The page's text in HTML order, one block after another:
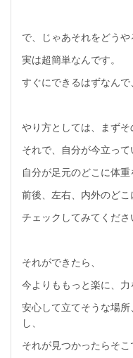
で、じゃあそれをどうや
実は超簡単なんです。
すぐにできるはずなんで
やり方としては、まずそ
それで、自分が今立って
自分が足元のどこに体重
前後、左右、内外のどこ
チェックしてみてくださ
それができたら、
今よりももっと楽に、力
安心して立てそうな場
し、
それが見つかったらそこ